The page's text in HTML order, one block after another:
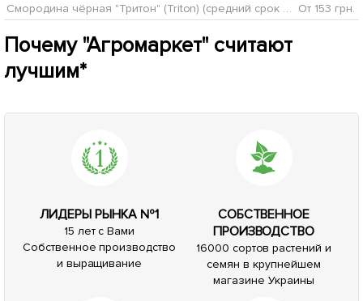
Смородина чёрная "Тритон" (Triton) (средний срок созревания, высокосамоплодный сорт) От 153 грн.
Почему "Агромаркет" считают
лучшим*
ЛИДЕРЫ РЫНКА №1
15 лет с Вами
Собственное производство
и выращивание
СОБСТВЕННОЕ
ПРОИЗВОДСТВО
16000 сортов растений и
семян в крупнейшем
магазине Украины